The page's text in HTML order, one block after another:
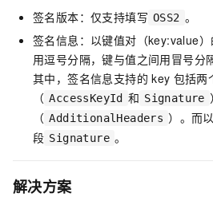
签名版本：仅支持填写 OSS2 。
签名信息：以键值对（key:value
用逗号分隔，键与值之间用冒号分隔
其中，签名信息支持的 key 包括两
（ AccessKeyId 和 Signature
（ AdditionalHeaders ）。而
段 Signature 。
解决方案